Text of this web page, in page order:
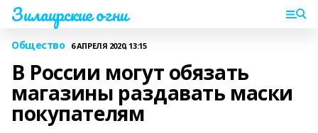
Зилаирские огни
Общество 6 АПРЕЛЯ 2020, 13:15
В России могут обязать
магазины раздавать маски
покупателям